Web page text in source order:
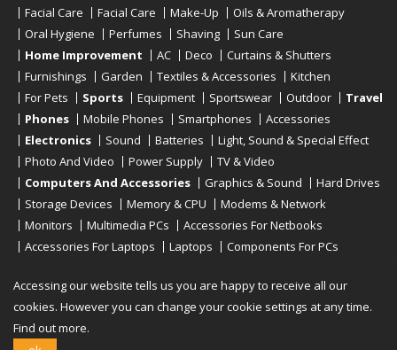
Facial Care
Facial Care Make-Up
Oils & Aromatherapy
Oral Hygiene
Perfumes Shaving
Sun Care
Home Improvement
AC Deco
Curtains & Shutters
Furnishings
Garden Textiles & Accessories
Kitchen
For Pets
Sports Equipment Sportswear Outdoor
Travel
Phones
Mobile Phones Smartphones
Accessories
Electronics
Sound Batteries
Light, Sound & Special Effect
Photo And Video
Power Supply
TV & Video
Computers And Accessories
Graphics & Sound
Hard Drives
Storage Devices
Memory & CPU
Modems & Network
Monitors
Multimedia PCs
Accessories For Netbooks
Accessories For Laptops
Laptops
Components For PCs
Copyright © 2019 - 2026
Accessing our website tells us you are happy to receive all our
cookies. However you can change your cookie settings at any time.
Find out more.